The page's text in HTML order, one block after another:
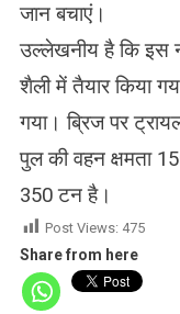
जान बचाएं।
उल्लेखनीय है कि इस
शैली में तैयार किया
गया। ब्रिज पर
पुल की वहन क्षमता
350 टन है।
Post Views: 475
Share from here